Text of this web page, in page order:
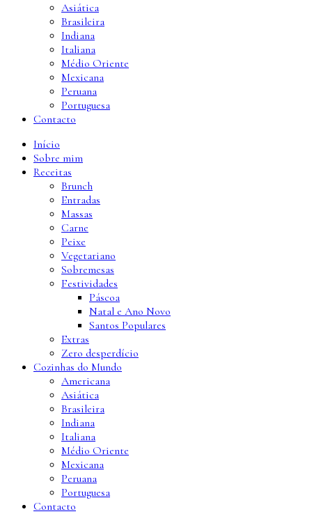
Asiática
Brasileira
Indiana
Italiana
Médio Oriente
Mexicana
Peruana
Portuguesa
Contacto
Início
Sobre mim
Receitas
Brunch
Entradas
Massas
Carne
Peixe
Vegetariano
Sobremesas
Festividades
Páscoa
Natal e Ano Novo
Santos Populares
Extras
Zero desperdício
Cozinhas do Mundo
Americana
Asiática
Brasileira
Indiana
Italiana
Médio Oriente
Mexicana
Peruana
Portuguesa
Contacto